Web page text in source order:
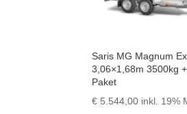
Saris MG Magnum
3,06×1,68m 3500kg
Paket
€ 5.544,00 inkl. 19%